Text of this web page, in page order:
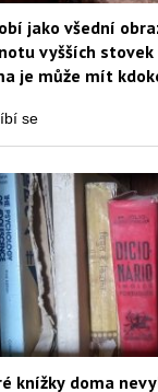
jako všední
vyšších
je může mít
knížky doma